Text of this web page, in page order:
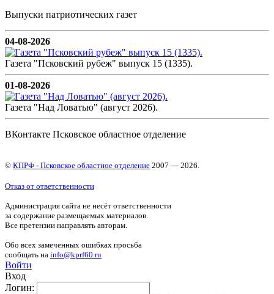
Выпуски патриотических газет
04-08-2026
Газета "Псковский рубеж" выпуск 15 (1335).
01-08-2026
Газета "Над Ловатью" (август 2026).
ВКонтакте Псковское областное отделение
© КПРФ - Псковское областное отделение 2007 — 2026.
Отказ от ответственности
Администрация сайта не несёт ответственности
за содержание размещаемых материалов.
Все претензии направлять авторам.
Обо всех замеченных ошибках просьба
сообщать на info@kprf60.ru
Войти
Вход
Логин: